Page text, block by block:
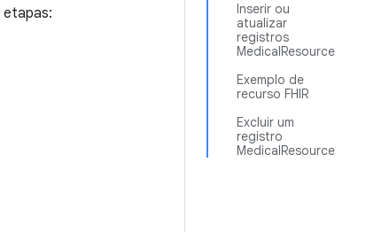
Inserir ou
atualizar
registros
MedicalResource
Exemplo de
recurso FHIR
Excluir um
registro
MedicalResource
etapas: